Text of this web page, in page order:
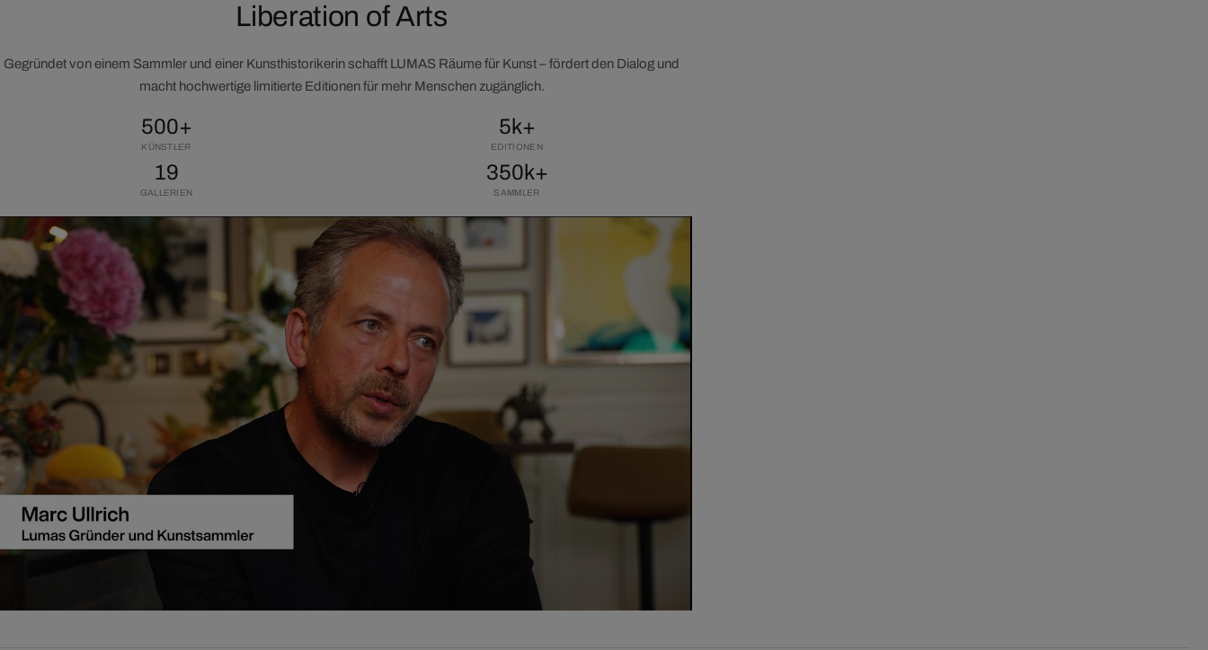
Liberation of Arts
Gegründet von einem Sammler und einer Kunsthistorikerin schafft LUMAS Räume für Kunst – fördert den Dialog und
macht hochwertige limitierte Editionen für mehr Menschen zugänglich.
500+
KÜNSTLER
5k+
EDITIONEN
19
GALLERIEN
350k+
SAMMLER